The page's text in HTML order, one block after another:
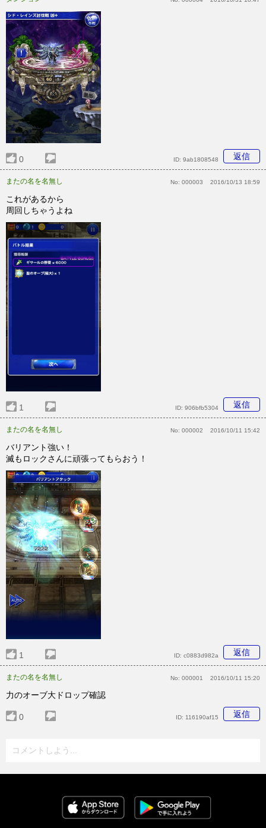
0 返信
ID: 9ab1808548
またの名を名無し No: 000003 2016/10/13 18:59
これがあるから
周回しちゃうよね
1 返信
ID: 906bfb5304
またの名を名無し No: 000002 2016/10/11 15:42
バリアント強い！
滅もロックさんに頑張ってもらおう！
1 返信
ID: c0883d982a
またの名を名無し No: 000001 2016/10/11 15:20
力のオーブ大ドロップ確認
0 返信
ID: 116190af15
コメントしよう...